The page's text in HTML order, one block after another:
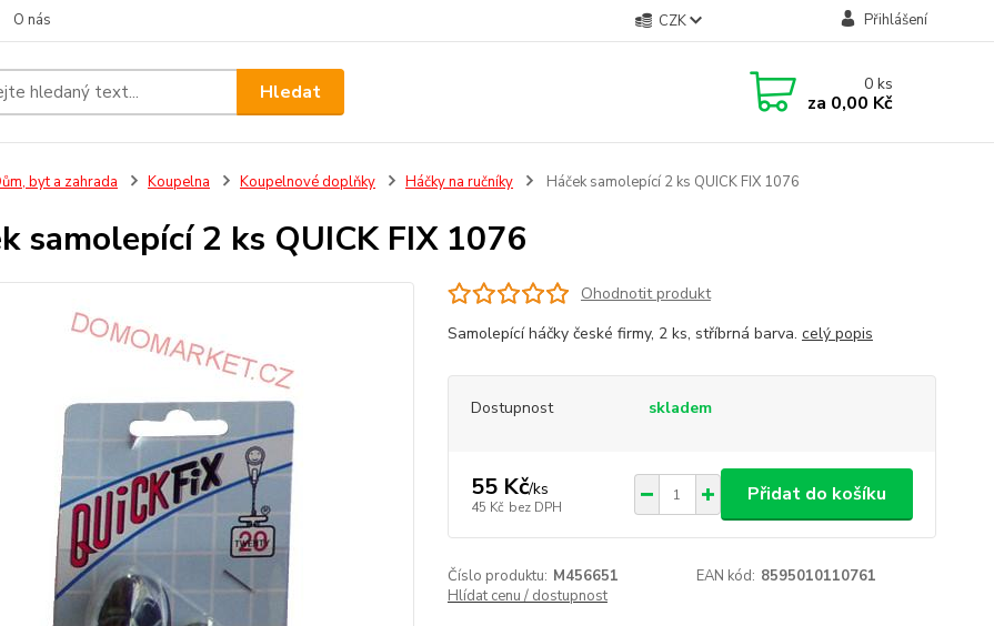
O nás CZK Přihlášení
Hledat 0ks
za 0,00 Kč
byt a zahrada Koupelna Koupelnové doplňky Háčky na ručníky Háček samolepící 2 ks QUICK FIX 1076
samolepící 2 ks QUICK FIX 1076
Ohodnotit produkt
Samolepící háčky české firmy, 2 ks, stříbrná barva. celý popis
Dostupnost skladem
55 Kč/ks
45 Kč bez DPH
Přidat do košíku
Číslo produktu: M456651 EAN kód: 8595010110761
Hlídat cenu / dostupnost